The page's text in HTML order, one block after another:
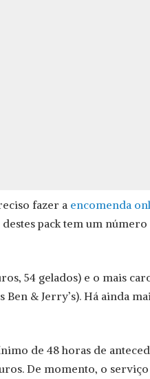
fazer a encomenda
pack tem um
54 gelados) e o mais
Ben & Jerry’s). Há ainda
de 48 horas de
De momento, o serviço